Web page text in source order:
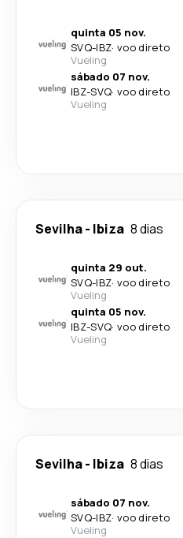
quinta 05 nov.
SVQ-IBZ· voo direto
Vueling
sábado 07 nov.
IBZ-SVQ· voo direto
Vueling
Sevilha- Ibiza 8 dias
quinta 29 out.
SVQ-IBZ· voo direto
Vueling
quinta 05 nov.
IBZ-SVQ· voo direto
Vueling
Sevilha- Ibiza 8 dias
sábado 07 nov.
SVQ-IBZ· voo direto
Vueling